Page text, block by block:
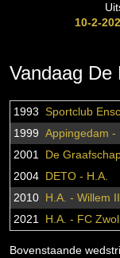
10-2-
Vandaag De
1993 Sportclub
1999 Appingedam -
2001 De
2004 DETO - H.A.
2010 H.A. - Willem II
2021 H.A. - FC
Bovenstaande